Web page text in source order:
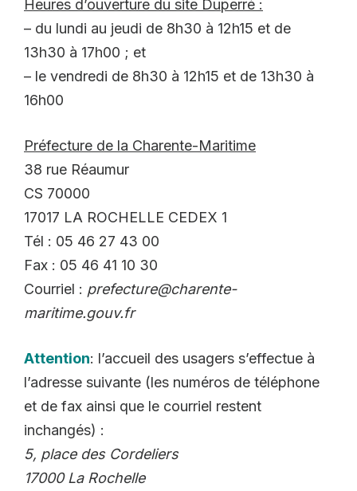
Heures d’ouverture du site Duperré :
– du lundi au jeudi de 8h30 à 12h15 et de
13h30 à 17h00 ; et
– le vendredi de 8h30 à 12h15 et de 13h30 à
16h00
Préfecture de la Charente-Maritime
38 rue Réaumur
CS 70000
17017 LA ROCHELLE CEDEX 1
Tél : 05 46 27 43 00
Fax : 05 46 41 10 30
Courriel : prefecture@charente-
maritime.gouv.fr
Attention: l’accueil des usagers s’effectue à
l’adresse suivante (les numéros de téléphone
et de fax ainsi que le courriel restent
inchangés) :
5, place des Cordeliers
17000 La Rochelle